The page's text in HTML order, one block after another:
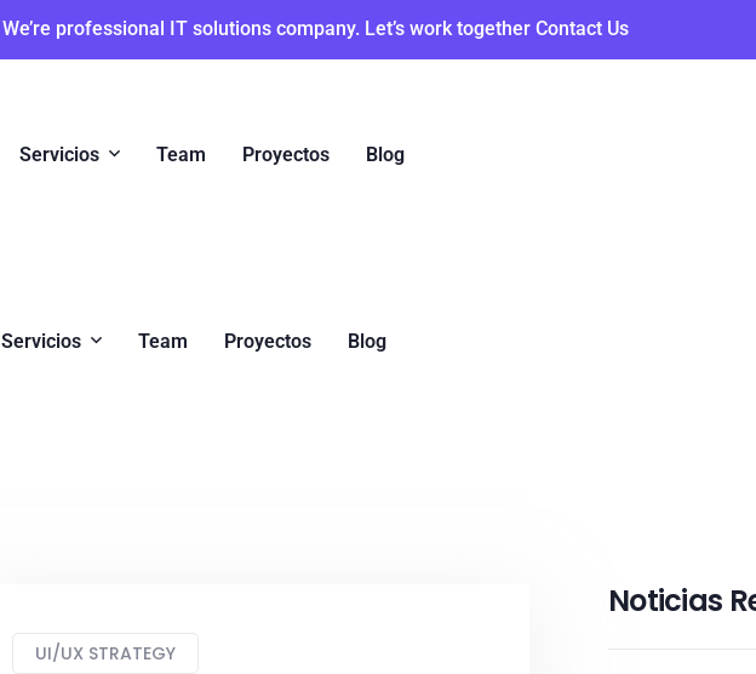
We’re professional IT solutions company. Let’s work together Contact Us
Servicios Team Proyectos Blog
Servicios Team Proyectos Blog
UI/UX STRATEGY
Noticias